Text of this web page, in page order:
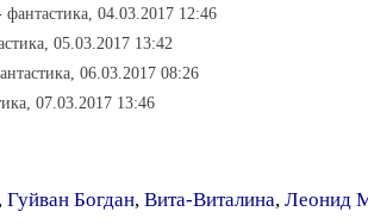
фантастика, 04.03.2017 12:46
05.03.2017 13:42
06.03.2017 08:26
07.03.2017 13:46
, Гуйван Богдан, Вита-Виталина, Леонид